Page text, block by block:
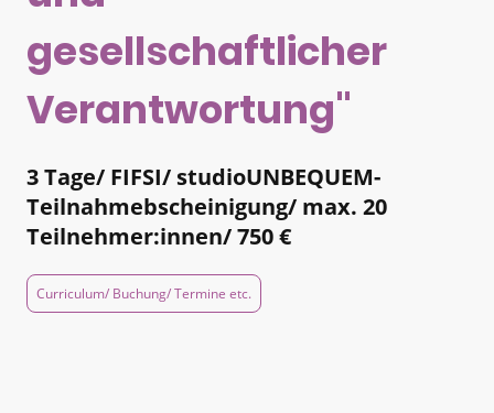
gesellschaftlicher
Verantwortung"
3 Tage/ FIFSI/ studioUNBEQUEM-
Teilnahmebscheinigung/ max. 20
Teilnehmer:innen/ 750 €
Curriculum/ Buchung/ Termine etc.